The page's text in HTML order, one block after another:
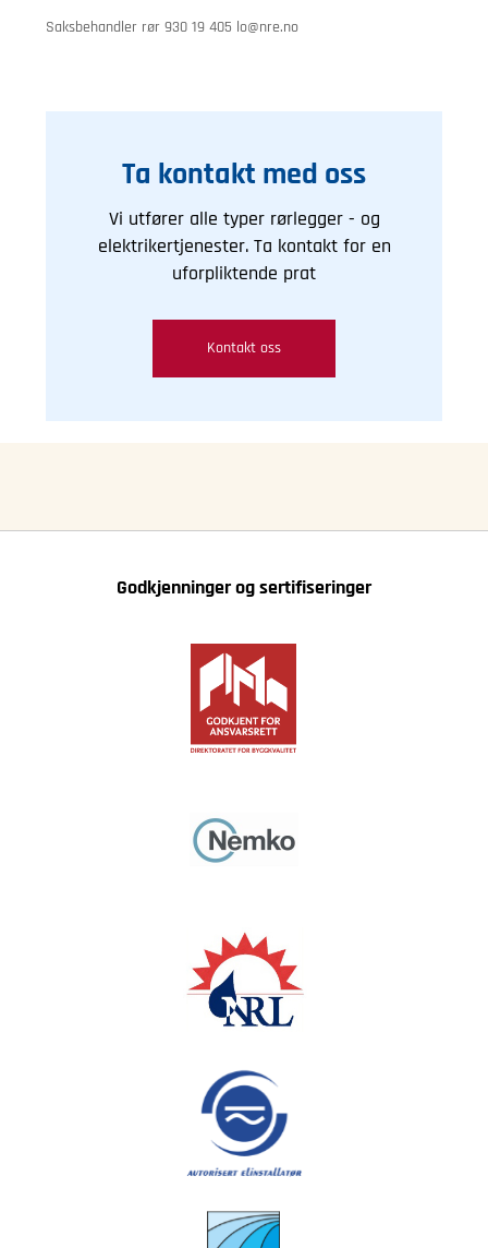
Saksbehandler rør 930 19 405 lo@nre.no
Ta kontakt med oss
Vi utfører alle typer rørlegger - og
elektrikertjenester. Ta kontakt for en
uforpliktende prat
Kontakt oss
Godkjenninger og sertifiseringer